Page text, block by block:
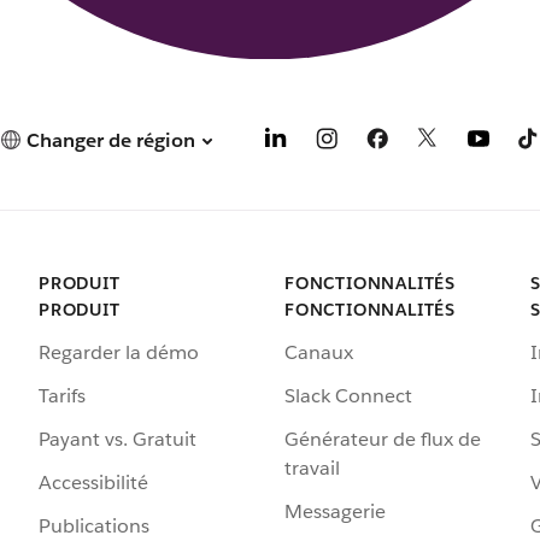
Changer de région
PRODUIT
PRODUIT
Regarder la démo
Tarifs
Payant vs. Gratuit
Accessibilité
Publications
FONCTIONNALITÉS
FONCTIONNALITÉS
Canaux
Slack Connect
Générateur de flux de
travail
Messagerie